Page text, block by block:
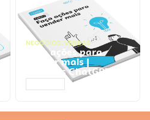
NEGÓCIOS, VENDAS
Faça ações para
vender mais |
Prompts ChatGPT